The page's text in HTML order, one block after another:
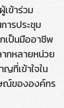
ข้าร่วม
ารประชุม
เป็นมืออาชีพ
ากหลายหน่วย
ที่เข้าใจใน
ณ์ขององค์กร